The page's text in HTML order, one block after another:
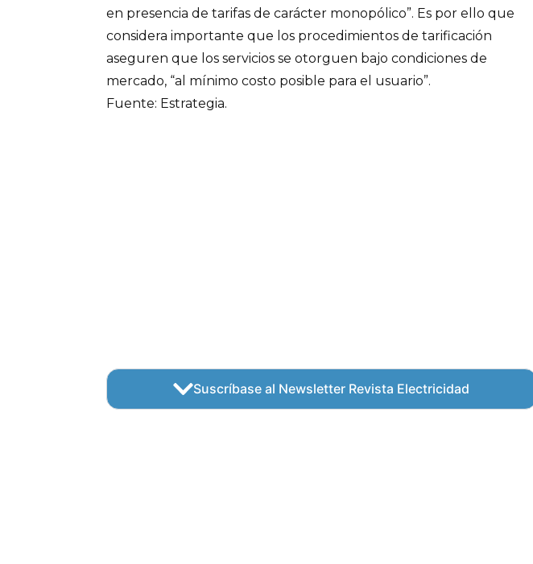
en presencia de tarifas de carácter monopólico”. Es por ello que
considera importante que los procedimientos de tarificación
aseguren que los servicios se otorguen bajo condiciones de
mercado, “al mínimo costo posible para el usuario”.
Fuente: Estrategia.
Suscríbase al Newsletter Revista Electricidad